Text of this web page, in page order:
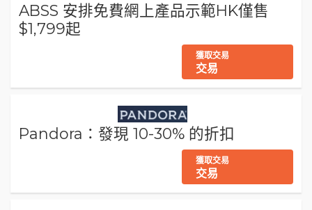
ABSS 安排免費網上產品示範HK僅售
$1,799起
獲取交易
交易
Pandora：發現 10-30% 的折扣
獲取交易
交易